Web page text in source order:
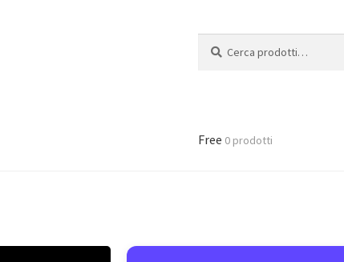
Free 0 prodotti